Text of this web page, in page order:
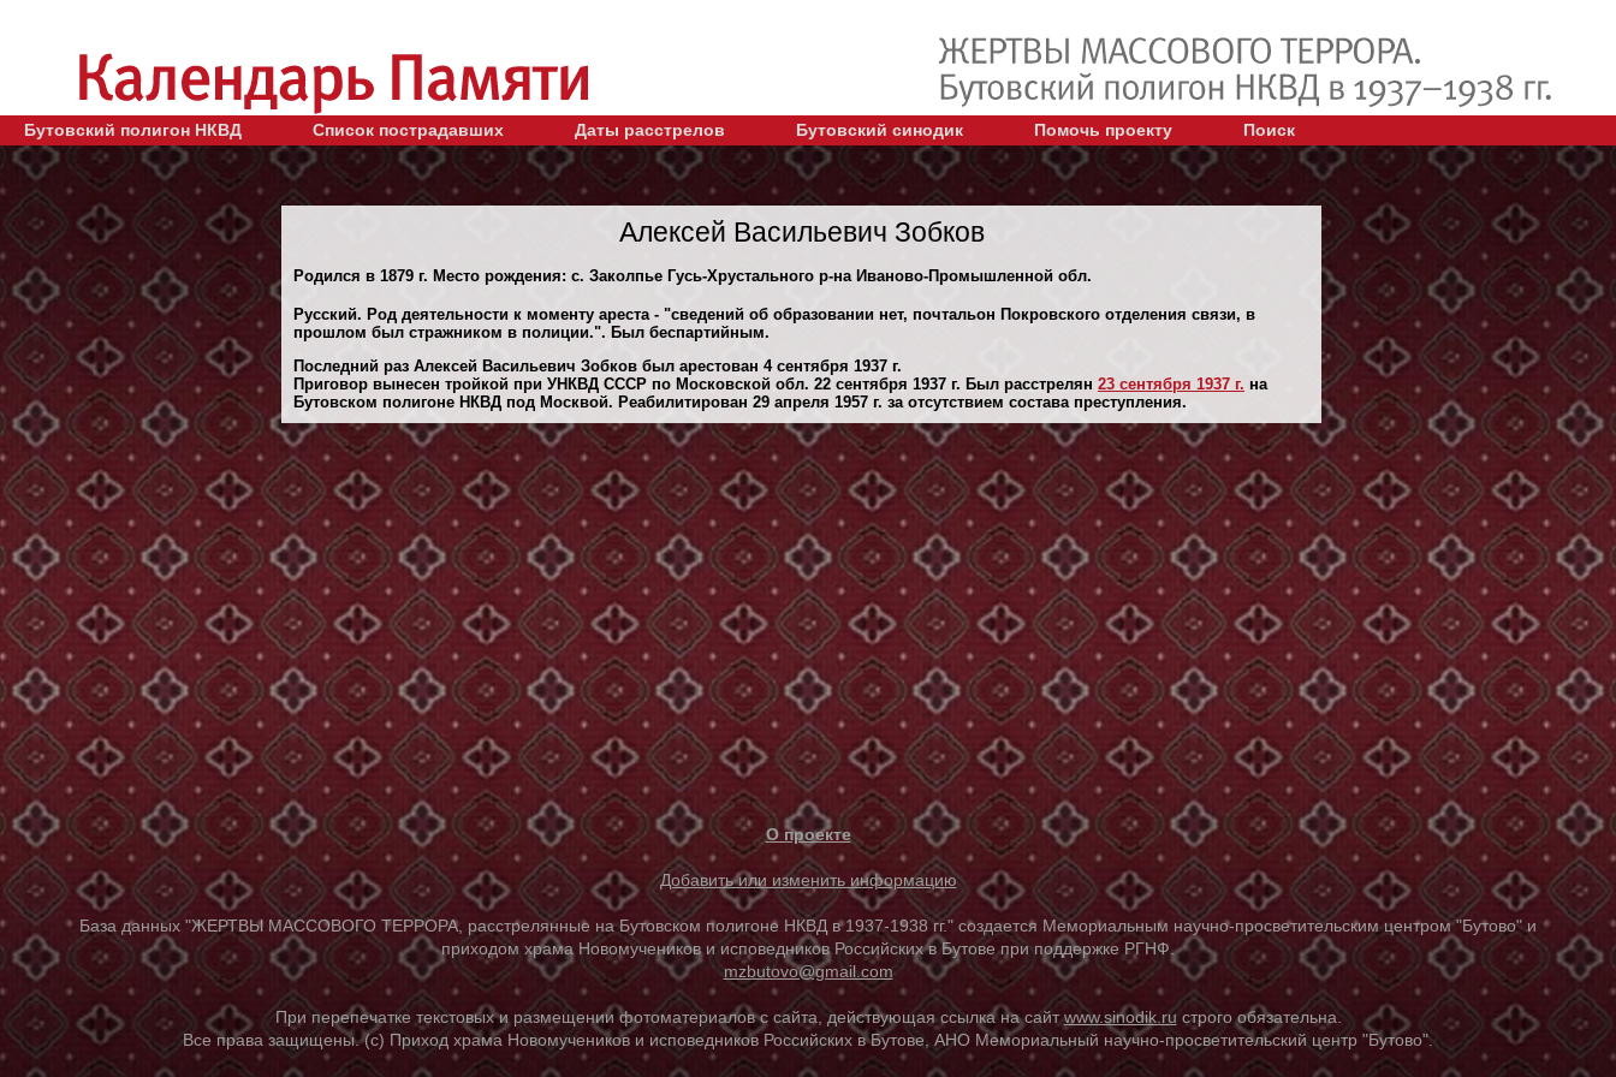
Бутовский полигон НКВД Список пострадавших Даты расстрелов Бутовский синодик Помочь проекту Поиск
Алексей Васильевич Зобков
Родился в 1879 г. Место рождения: с. Заколпье Гусь-Хрустального р-на Иваново-Промышленной обл.
Русский. Род деятельности к моменту ареста - "сведений об образовании нет, почтальон Покровского отделения связи, в
прошлом был стражником в полиции.". Был беспартийным.
Последний раз Алексей Васильевич Зобков был арестован 4 сентября 1937 г.
Приговор вынесен тройкой при УНКВД СССР по Московской обл. 22 сентября 1937 г. Был расстрелян 23 сентября 1937 г. на
Бутовском полигоне НКВД под Москвой. Реабилитирован 29 апреля 1957 г. за отсутствием состава преступления.
О проекте
Добавить или изменить информацию
База данных "ЖЕРТВЫ МАССОВОГО ТЕРРОРА, расстрелянные на Бутовском полигоне НКВД в 1937-1938 гг." создается Мемориальным научно-просветительским центром "Бутово" и
приходом храма Новомучеников и исповедников Российских в Бутове при поддержке РГНФ.
mzbutovo@gmail.com
При перепечатке текстовых и размещении фотоматериалов с сайта, действующая ссылка на сайтwww.sinodik.ru строго обязательна.
Все права защищены. (с) Приход храма Новомучеников и исповедников Российских в Бутове, АНО Мемориальный научно-просветительский центр "Бутово".